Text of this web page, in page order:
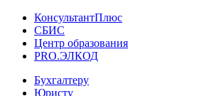
КонсультантПлюс
СБИС
Центр образования
PRO.ЭЛКОД
Бухгалтеру
Юристу